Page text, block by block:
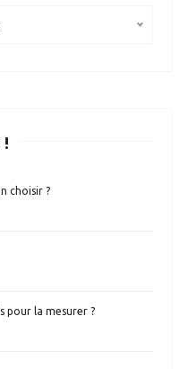
!
choisir ?
pour la mesurer ?